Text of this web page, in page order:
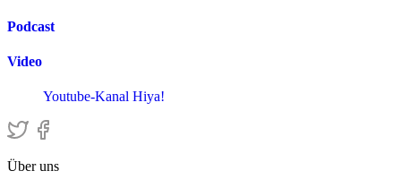
Podcast
Video
Youtube-Kanal Hiya!
Über uns